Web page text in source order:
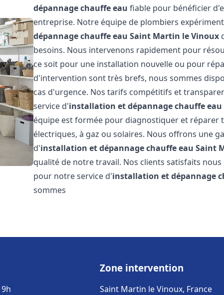
dépannage chauffe eau fiable pour bénéficier
entreprise. Notre équipe de plombiers
dépannage chauffe eau Saint Martin le Vinoux
besoins. Nous intervenons rapidement pour
ce soit pour une installation nouvelle ou pour
d'intervention sont très brefs, nous sommes
cas d'urgence. Nos tarifs compétitifs et
service d'installation et dépannage chauffe eau
équipe est formée pour diagnostiquer et réparer
électriques, à gaz ou solaires. Nous offrons une
d'installation et dépannage chauffe eau Saint
qualité de notre travail. Nos clients satisfaits
pour notre service d'installation et dépannage
sommes
Zone intervention
Saint Martin le Vinoux, France